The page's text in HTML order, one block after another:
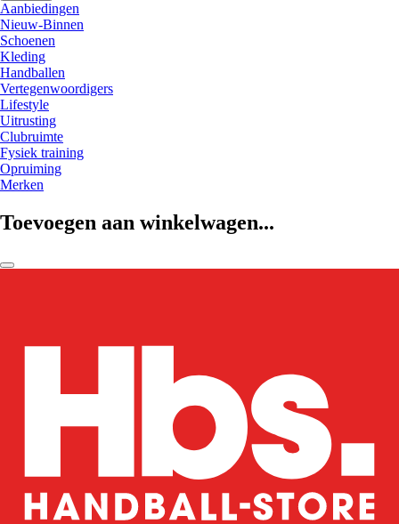
Aanbiedingen
Nieuw-Binnen
Schoenen
Kleding
Handballen
Vertegenwoordigers
Lifestyle
Uitrusting
Clubruimte
Fysiek training
Opruiming
Merken
Toevoegen aan winkelwagen...